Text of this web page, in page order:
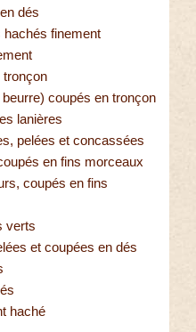
dés
hachés finement
tronçon
coupés en tronçon
lanières
pelées et concassées
en fins morceaux
coupés en fins
verts
et coupées en dés
haché